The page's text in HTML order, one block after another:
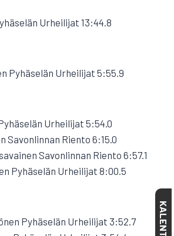
Urheilijat 13:44.8
Pyhäselän Urheilijat 5:55.9
Urheilijat 5:54.0
Savonlinnan Riento 6:15.0
Savonlinnan Riento 6:57.1
Pyhäselän Urheilijat 8:00.5
Pyhäselän Urheilijat 3:52.7